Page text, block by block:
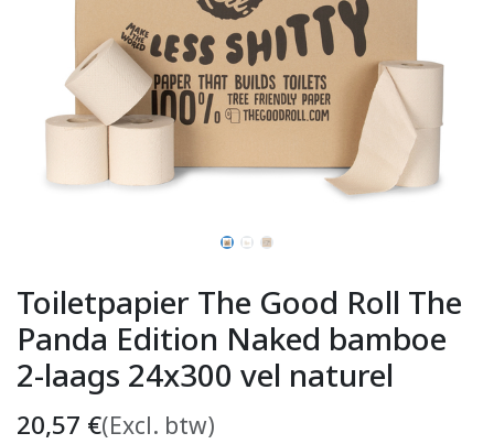
Toiletpapier The Good Roll The
Panda Edition Naked bamboe
2-laags 24x300 vel naturel
20,57 €(Excl. btw)